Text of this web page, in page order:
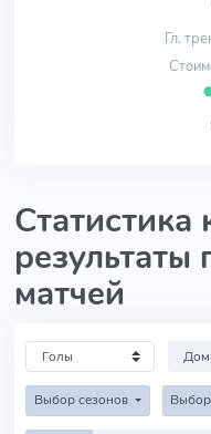
Гл.
результаты
матчей
Выбор сезонов